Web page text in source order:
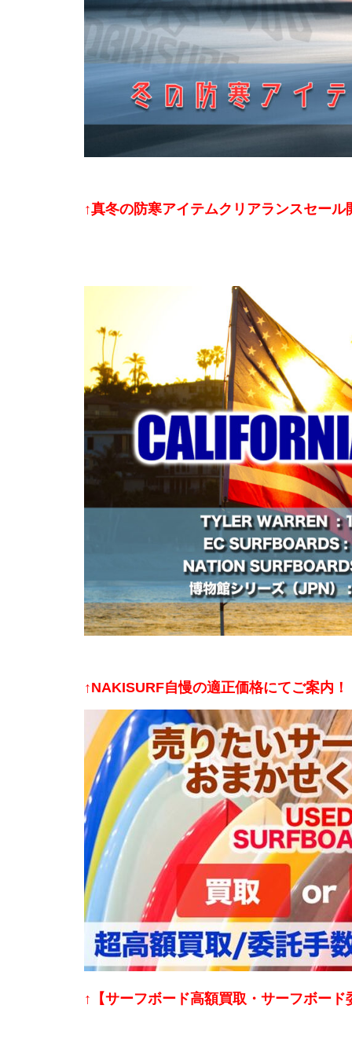
↑真冬の防寒アイテムクリアランスセール
↑NAKISURF自慢の適正価格にてご案内！
↑【サーフボード高額買取・サーフボー